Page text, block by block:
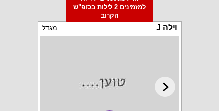
למזמינים 2 לילות בסופ"ש
הקרוב
וילה J מגדל